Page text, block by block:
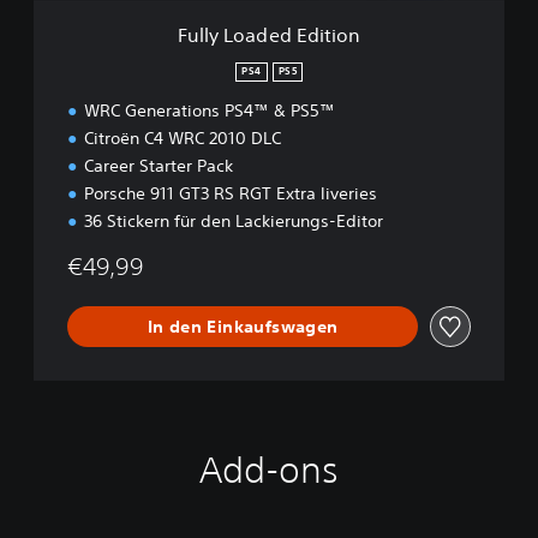
Fully Loaded Edition
PS4 PS5
WRC Generations PS4™ & PS5™
Citroën C4 WRC 2010 DLC
Career Starter Pack
Porsche 911 GT3 RS RGT Extra liveries
36 Stickern für den Lackierungs-Editor
€49,99
In den Einkaufswagen
Add-ons